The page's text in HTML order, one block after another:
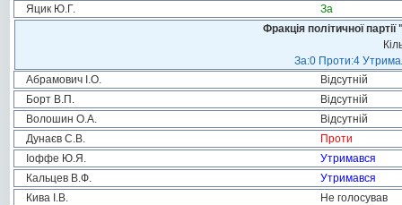
Яцик Ю.Г.
За
Фракція політичної
За:0 Проти:4
Абрамович І.О.
Відсутній
Борт В.П.
Відсутній
Волошин О.А.
Відсутній
Дунаєв С.В.
Проти
Іоффе Ю.Я.
Утримався
Кальцев В.Ф.
Утримався
Кива І.В.
Не голосував